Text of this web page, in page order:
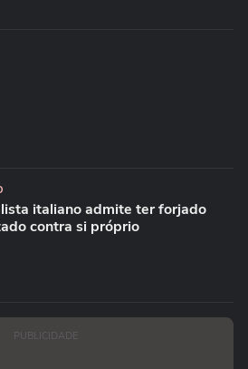
italiano admite ter forjado
contra si próprio
PUBLICIDADE